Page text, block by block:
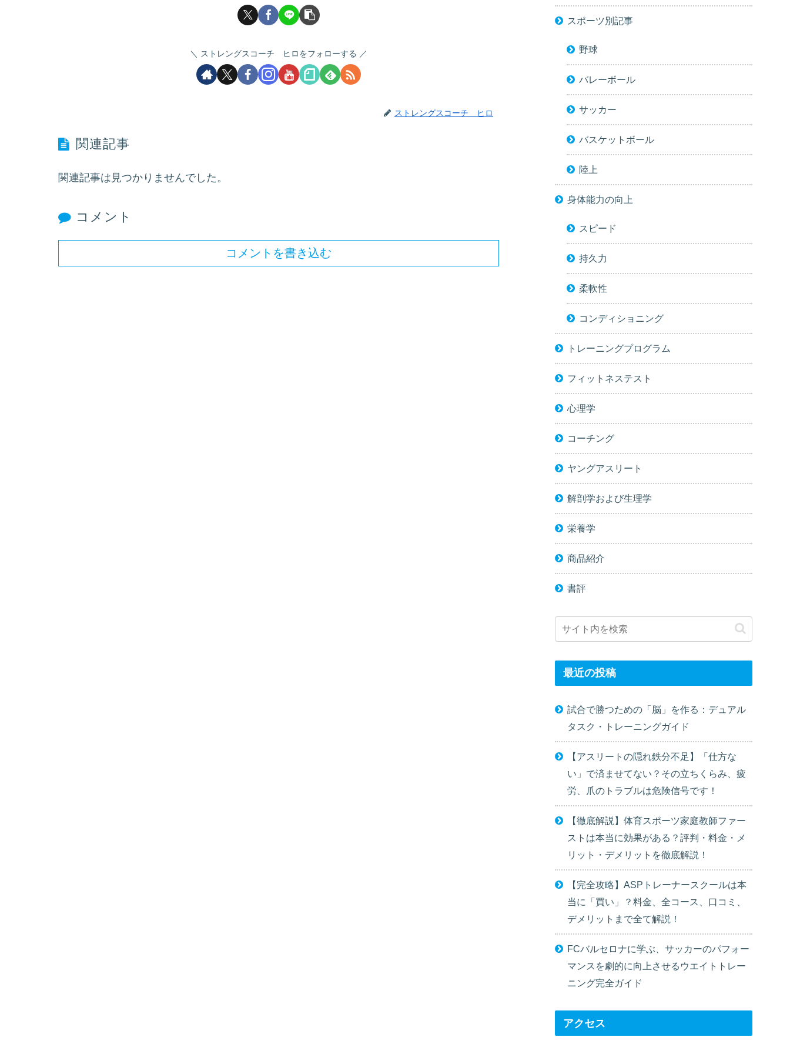
ストレングスコーチ ヒロをフォローする
ストレングスコーチ ヒロ
関連記事
関連記事は見つかりませんでした。
コメント
コメントを書き込む
スポーツ別記事
野球
バレーボール
サッカー
バスケットボール
陸上
身体能力の向上
スピード
持久力
柔軟性
コンディショニング
トレーニングプログラム
フィットネステスト
心理学
コーチング
ヤングアスリート
解剖学および生理学
栄養学
商品紹介
書評
最近の投稿
試合で勝つための「脳」を作る：デュアル
タスク・トレーニングガイド
【アスリートの隠れ鉄分不足】「仕方な
い」で済ませてない？その立ちくらみ、疲
労、爪のトラブルは危険信号です！
【徹底解説】体育スポーツ家庭教師ファー
ストは本当に効果がある？評判・料金・メ
リット・デメリットを徹底解説！
【完全攻略】ASPトレーナースクールは本
当に「買い」？料金、全コース、口コミ、
デメリットまで全て解説！
FCバルセロナに学ぶ、サッカーのパフォー
マンスを劇的に向上させるウエイトトレー
ニング完全ガイド
アクセス